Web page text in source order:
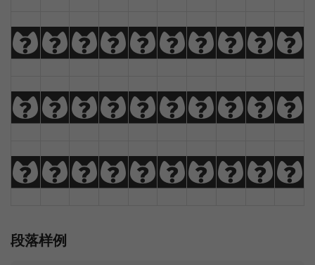
!@#$%^&*()
_+-={}|[]?
:;"'<>,./\
段落样例